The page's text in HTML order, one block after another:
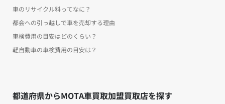
車のリサイクル料ってなに？
都会への引っ越しで車を売却する理由
車検費用の目安はどのくらい？
軽自動車の車検費用の目安は？
都道府県からMOTA車買取加盟買取店を探す